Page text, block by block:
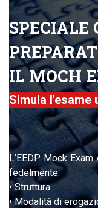
SPECIALE
IL MOCH
Simula
L’EEDP Mock
fedelmente:
• Struttura
• Modalità di